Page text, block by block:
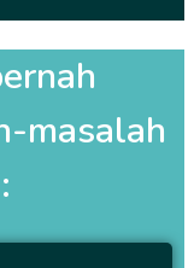
masalah